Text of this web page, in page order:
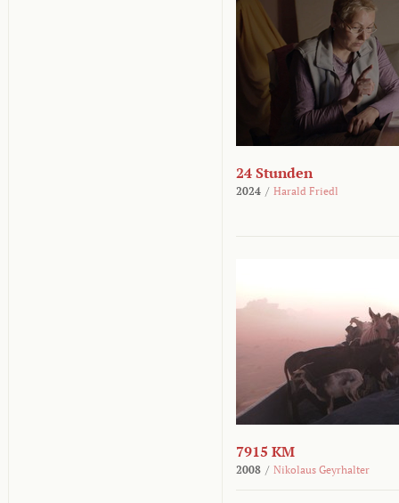
24 Stunden
2024 / Harald Friedl
7915 KM
2008 / Nikolaus Geyrhalter